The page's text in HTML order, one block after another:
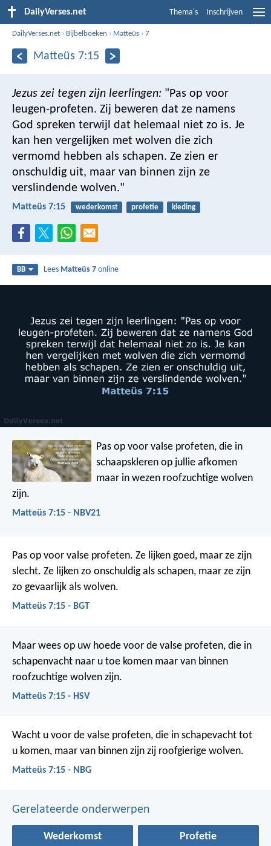
DailyVerses.net Thema's Inschrijven
DailyVerses.net › Bijbelboeken › Matteüs ›7
Matteüs 7:15
Jezus zei tegen zijn leerlingen: "Pas op voor
leugen-profeten. Zij beweren dat ze namens
God spreken terwijl dat helemaal niet zo is. Je
kan hen vergelijken met wolven die zich
vermomd hebben als schapen. Ze zien er
onschuldig uit, maar van binnen zijn ze
verslindende wolven."
Matteüs 7:15 wederkomst profetie kleding
BB Lees Matteüs 7 online
Pas op voor valse profeten, die in
schaapskleren op jullie afkomen
maar in wezen roofzuchtige wolven
zijn.
Matteüs 7:15 - NBV21
Pas op voor valse profeten. Ze lijken goed, maar ze zijn
slecht. Ze lijken zo onschuldig als schapen, maar ze zijn
zo gevaarlijk als wolven.
Matteüs 7:15 - BGT
Maar wees op uw hoede voor de valse profeten, die in
schapenvacht naar u toe komen maar van binnen
roofzuchtige wolven zijn.
Matteüs 7:15 - HSV
Wacht u voor de valse profeten, die in schapevacht tot
u komen, maar van binnen zijn zij roofgierige wolven.
Matteüs 7:15 - NBG
Gerelateerde onderwerpen
Wederkomst Profetie